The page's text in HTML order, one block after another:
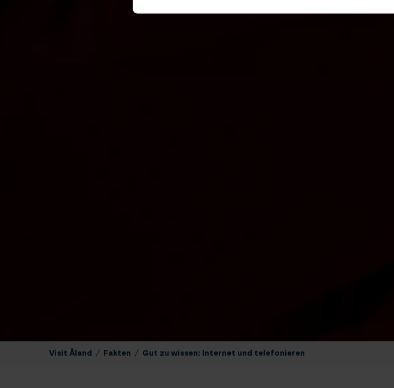
Visit Åland / Fakten / Gut zu wissen: Internet und telefonieren